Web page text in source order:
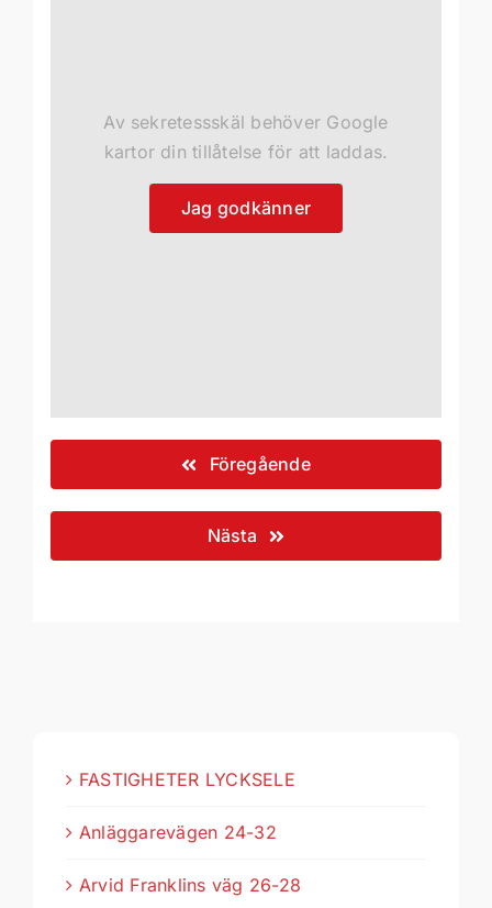
Av sekretessskäl behöver Google
kartor din tillåtelse för att laddas.
Jag godkänner
Föregående
Nästa
FASTIGHETER LYCKSELE
Anläggarevägen 24-32
Arvid Franklins väg 26-28